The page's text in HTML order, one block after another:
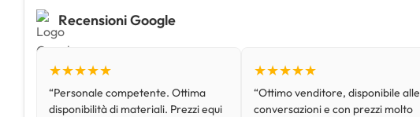
Recensioni Google
★★★★★
“Personale competente. Ottima
disponibilità di materiali. Prezzi equi
★★★★★
“Ottimo venditore, disponibile alle
conversazioni e con prezzi molto